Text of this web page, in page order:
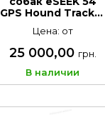
GPS Hound Tracker
VHF+4G
Цена: от
25 000,00 грн.
В наличии